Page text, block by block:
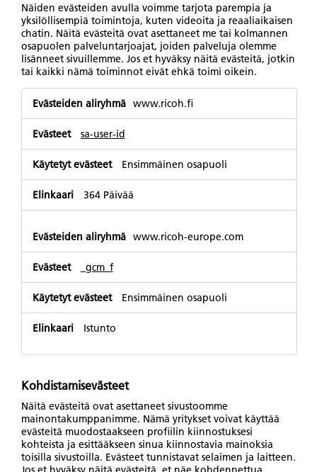
Näiden evästeiden avulla voimme tarjota parempia ja
yksilöllisempiä toimintoja, kuten videoita ja reaaliaikaisen
chatin. Näitä evästeitä ovat asettaneet me tai kolmannen
osapuolen palveluntarjoajat, joiden palveluja olemme
lisänneet sivuillemme. Jos et hyväksy näitä evästeitä, jotkin
tai kaikki nämä toiminnot eivät ehkä toimi oikein.
Toimivuusevästeetwww.ricoh.fi
sa-user-id
Ensimmäinen osapuoli
364 Päivää
www.ricoh-europe.com
_gcm_f
Ensimmäinen osapuoli
Istunto
Kohdistamisevästeet
Näitä evästeitä ovat asettaneet sivustoomme
mainontakumppanimme. Nämä yritykset voivat käyttää
evästeitä muodostaakseen profiilin kiinnostuksesi
kohteista ja esittääkseen sinua kiinnostavia mainoksia
toisilla sivustoilla. Evästeet tunnistavat selaimen ja laitteen.